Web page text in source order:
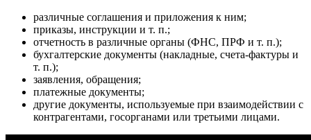
различные соглашения и приложения к ним;
приказы, инструкции и т. п.;
отчетность в различные органы (ФНС, ПРФ и т. п.);
бухгалтерские документы (накладные, счета-фактуры и
т. п.);
заявления, обращения;
платежные документы;
другие документы, используемые при взаимодействии с
контрагентами, госорганами или третьими лицами.